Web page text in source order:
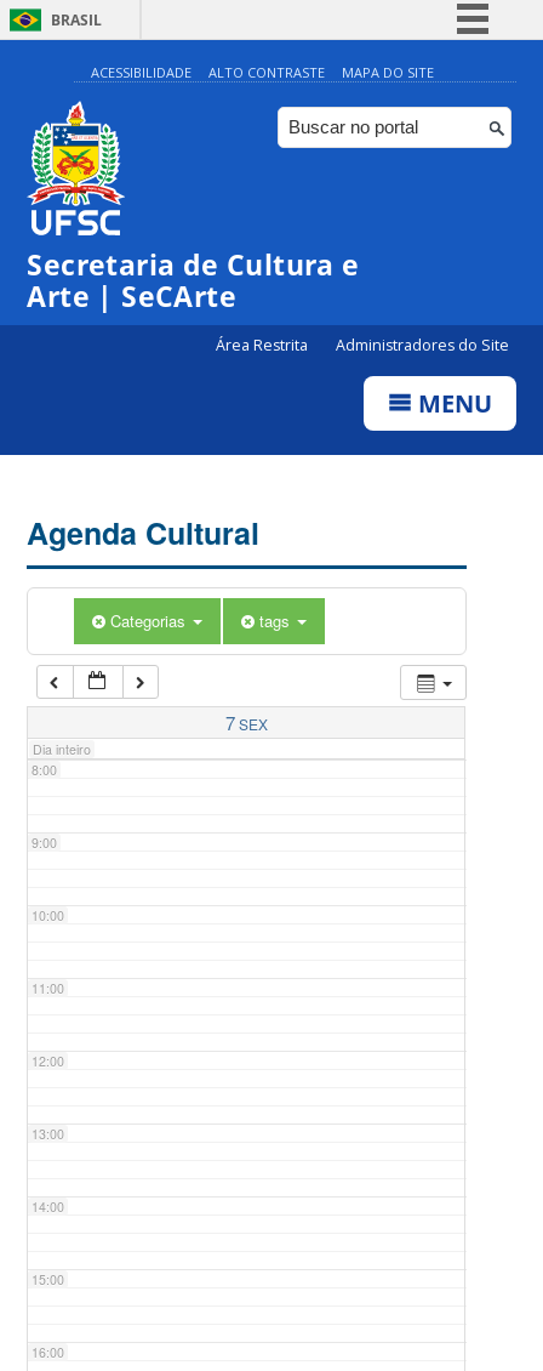
BRASIL
Simplifique!
Comunica BR
Participe
ACESSIBILIDADE ALTO CONTRASTE MAPA DO SITE
Secretaria de Cultura e
Arte | SeCArte
Área Restrita Administradores do Site
MENU
Agenda Cultural
Categorias tags
7SEX
Dia inteiro
0:00
1:00
5:00
7:00
8:00
9:00
10:00
11:00
12:00
13:00
14:00
15:00
16:00